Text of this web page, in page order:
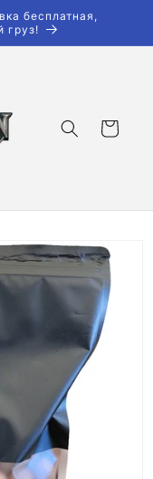
бесплатная,
груз!
Корзина